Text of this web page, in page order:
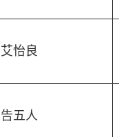
艾怡良
告五人